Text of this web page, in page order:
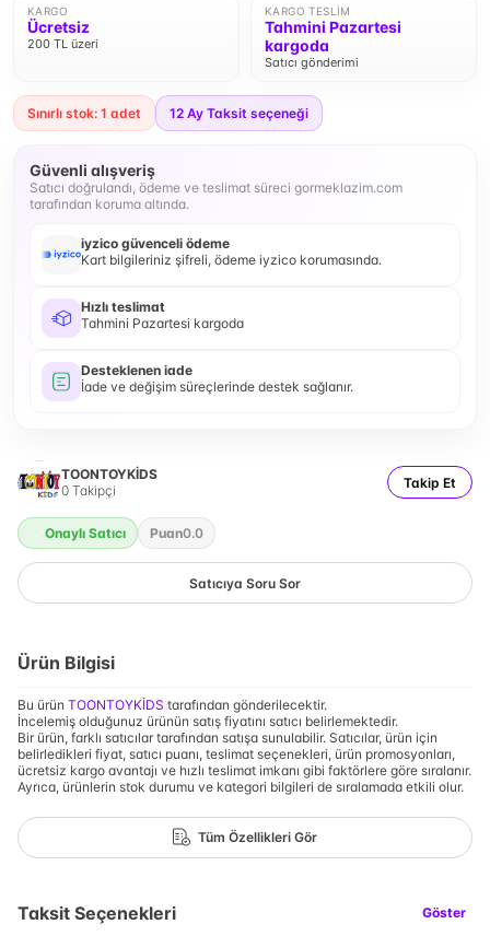
KARGO
Ücretsiz
200 TL üzeri
KARGO TESLIM
Tahmini Pazartesi
kargoda
Satıcı gönderimi
Sınırlı stok: 1 adet 12 Ay Taksit seçeneği
Güvenli alışveriş
Satıcı doğrulandı, ödeme ve teslimat süreci gormeklazim.com
tarafından koruma altında.
iyzico güvenceli ödeme
Kart bilgileriniz şifreli, ödeme iyzico korumasında.
Hızlı teslimat
Tahmini Pazartesi kargoda
Desteklenen iade
İade ve değişim süreçlerinde destek sağlanır.
TOONTOYKİDS
0 Takipçi Takip Et
Onaylı Satıcı Puan0.0
Satıcıya Soru Sor
Ürün Bilgisi
Bu ürün TOONTOYKİDS tarafından gönderilecektir.
İncelemiş olduğunuz ürünün satış fiyatını satıcı belirlemektedir.
Bir ürün, farklı satıcılar tarafından satışa sunulabilir. Satıcılar, ürün için
belirledikleri fiyat, satıcı puanı, teslimat seçenekleri, ürün promosyonları,
ücretsiz kargo avantajı ve hızlı teslimat imkanı gibi faktörlere göre sıralanır.
Ayrıca, ürünlerin stok durumu ve kategori bilgileri de sıralamada etkili olur.
Tüm Özellikleri Gör
Taksit Seçenekleri Göster